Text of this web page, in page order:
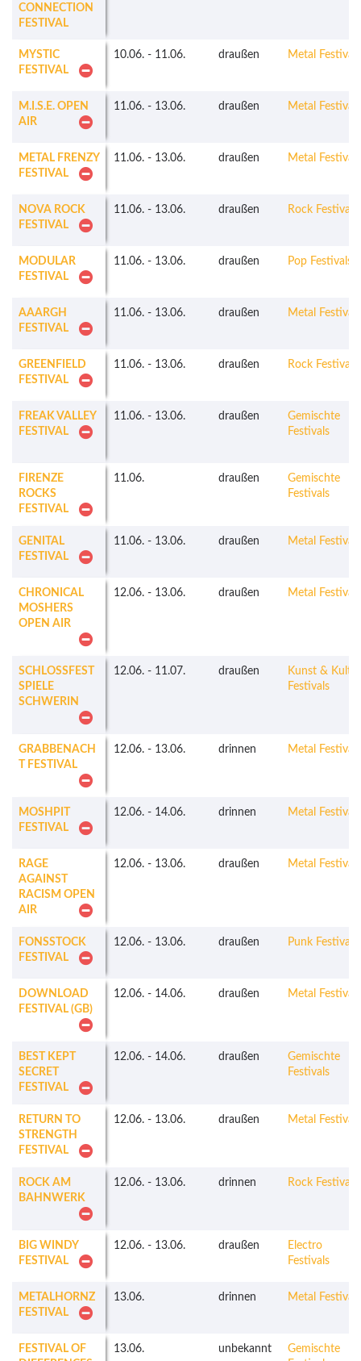
CONNECTION
FESTIVAL
MYSTIC
FESTIVAL
10.06. - 11.06. draußen Metal Festivals
M.I.S.E. OPEN
AIR
11.06. - 13.06. draußen Metal Festivals
METAL FRENZY
FESTIVAL
11.06. - 13.06. draußen Metal Festivals
NOVA ROCK
FESTIVAL
11.06. - 13.06. draußen Rock Festivals
MODULAR
FESTIVAL
11.06. - 13.06. draußen Pop Festivals
AAARGH
FESTIVAL
11.06. - 13.06. draußen Metal Festivals
GREENFIELD
FESTIVAL
11.06. - 13.06. draußen Rock Festivals
FREAK VALLEY
FESTIVAL
11.06. - 13.06. draußen
Gemischte
Festivals
FIRENZE
ROCKS
FESTIVAL
11.06. draußen
Gemischte
Festivals
GENITAL
FESTIVAL
11.06. - 13.06. draußen Metal Festivals
CHRONICAL
MOSHERS
OPEN AIR
12.06. - 13.06. draußen Metal Festivals
SCHLOSSFEST
SPIELE
SCHWERIN
12.06. - 11.07. draußen
Kunst & Kultur
Festivals
GRABBENACH
T FESTIVAL
12.06. - 13.06. drinnen Metal Festivals
MOSHPIT
FESTIVAL
12.06. - 14.06. drinnen Metal Festivals
RAGE
AGAINST
RACISM OPEN
AIR
12.06. - 13.06. draußen Metal Festivals
FONSSTOCK
FESTIVAL
12.06. - 13.06. draußen Punk Festivals
DOWNLOAD
FESTIVAL (GB)
12.06. - 14.06. draußen Metal Festivals
BEST KEPT
SECRET
FESTIVAL
12.06. - 14.06. draußen
Gemischte
Festivals
RETURN TO
STRENGTH
FESTIVAL
12.06. - 13.06. draußen Metal Festivals
ROCK AM
BAHNWERK
12.06. - 13.06. drinnen Rock Festivals
BIG WINDY
FESTIVAL
12.06. - 13.06. draußen
Electro
Festivals
METALHORNZ
FESTIVAL
13.06. drinnen Metal Festivals
FESTIVAL OF
13.06. unbekannt
Gemischte